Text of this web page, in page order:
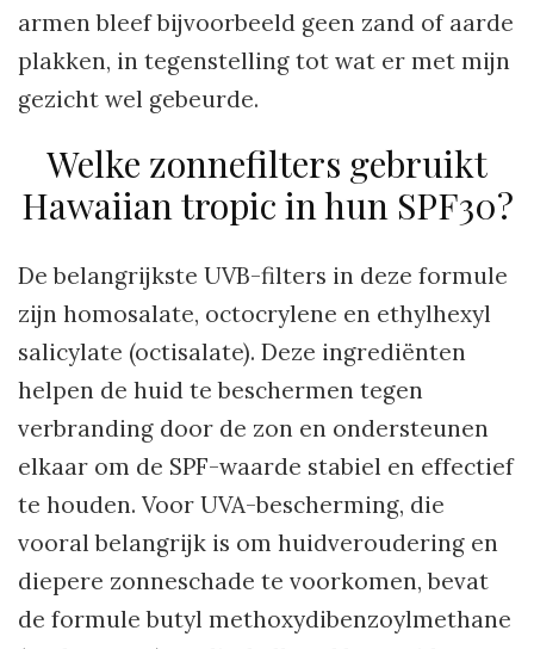
armen bleef bijvoorbeeld geen zand of aarde
plakken, in tegenstelling tot wat er met mijn
gezicht wel gebeurde.
Welke zonnefilters gebruikt
Hawaiian tropic in hun SPF30?
De belangrijkste UVB-filters in deze formule
zijn homosalate, octocrylene en ethylhexyl
salicylate (octisalate). Deze ingrediënten
helpen de huid te beschermen tegen
verbranding door de zon en ondersteunen
elkaar om de SPF-waarde stabiel en effectief
te houden. Voor UVA-bescherming, die
vooral belangrijk is om huidveroudering en
diepere zonneschade te voorkomen, bevat
de formule butyl methoxydibenzoylmethane